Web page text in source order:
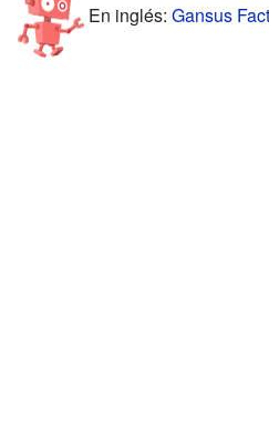
En inglés: Gansus